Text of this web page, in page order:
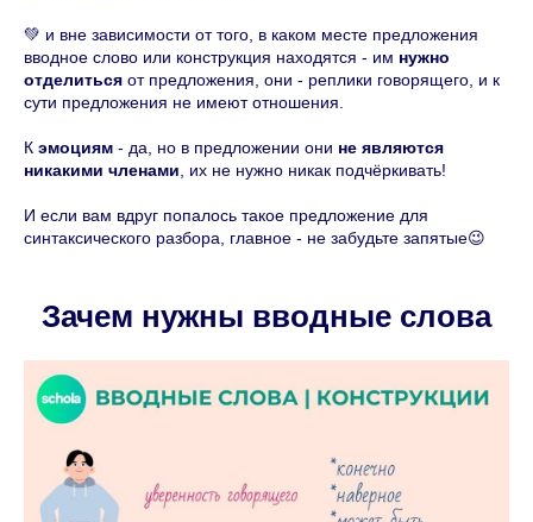
💚 и вне зависимости от того, в каком месте предложения
вводное слово или конструкция находятся - им нужно
отделиться от предложения, они - реплики говорящего, и к
сути предложения не имеют отношения.
К эмоциям - да, но в предложении они не являются
никакими членами , их не нужно никак подчёркивать!
И если вам вдруг попалось такое предложение для
синтаксического разбора, главное - не забудьте запятые😉
Зачем нужны вводные слова